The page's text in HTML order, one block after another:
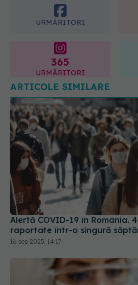
365
ARTICOLE SIMILARE
Alertă COVID-19 în România.
raportate într-o singură
16 sep 2025, 14:17